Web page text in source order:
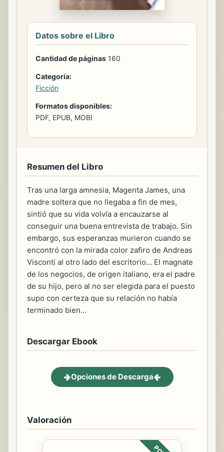
Datos sobre el Libro
Cantidad de páginas 160
Categoría:
Ficción
Formatos disponibles:
PDF, EPUB, MOBI
Resumen del Libro
Tras una larga amnesia, Magenta James, una
madre soltera que no llegaba a fin de mes,
sintió que su vida volvía a encauzarse al
conseguir una buena entrevista de trabajo. Sin
embargo, sus esperanzas murieron cuando se
encontró con la mirada color zafiro de Andreas
Visconti al otro lado del escritorio... El magnate
de los negocios, de origen italiano, era el padre
de su hijo, pero al no ser elegida para el puesto
supo con certeza que su relación no había
terminado bien...
Descargar Ebook
Opciones de Descarga
Valoración